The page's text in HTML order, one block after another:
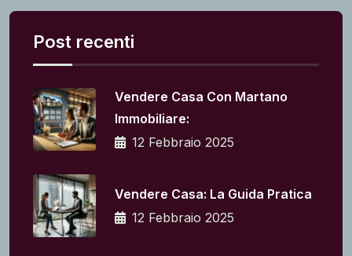
Post recenti
Vendere Casa Con Martano
Immobiliare:
12 Febbraio 2025
Vendere Casa: La Guida Pratica
12 Febbraio 2025